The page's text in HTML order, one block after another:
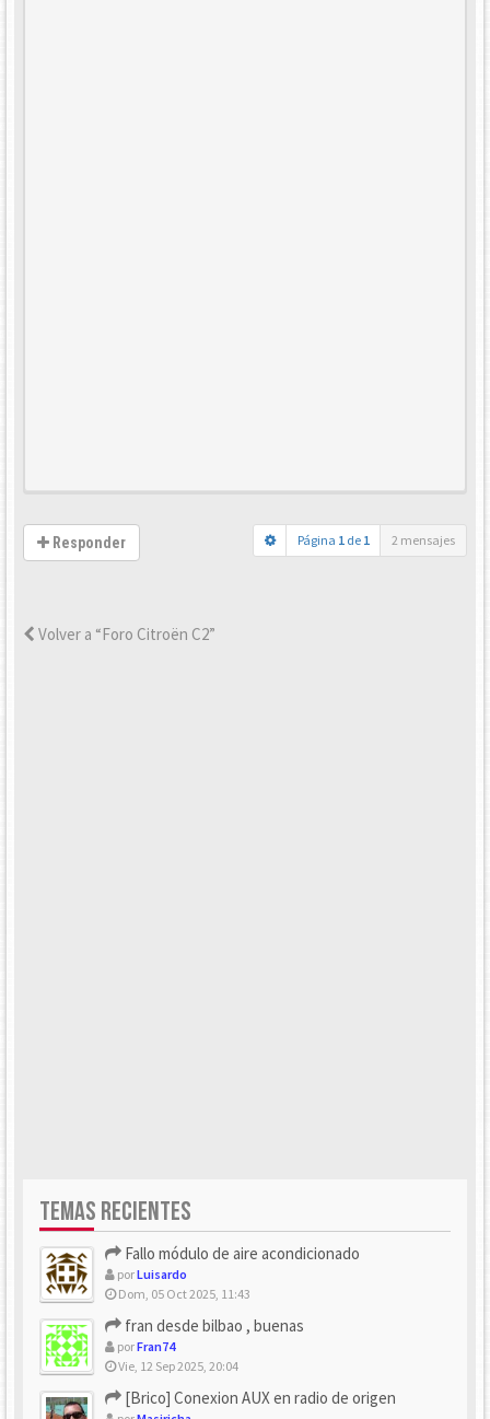
Responder Página 1 de 1 2 mensajes
Volver a “Foro Citroën C2”
TEMAS RECIENTES
Fallo módulo de aire acondicionado
porLuisardo
Dom, 05 Oct 2025, 11:43
fran desde bilbao , buenas
porFran74
Vie, 12 Sep 2025, 20:04
[Brico] Conexion AUX en radio de origen